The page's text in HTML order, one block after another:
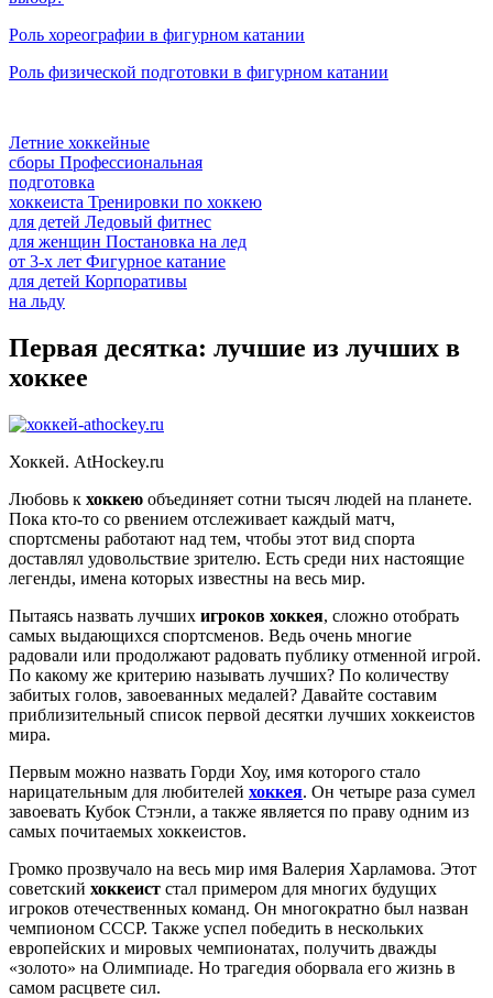
Роль хореографии в фигурном катании
Роль физической подготовки в фигурном катании
Летние хоккейные
сборы Профессиональная
подготовка
хоккеиста Тренировки по хоккею
для детей Ледовый фитнес
для женщин Постановка на лед
от 3-х лет Фигурное катание
для детей Корпоративы
на льду
Первая десятка: лучшие из лучших в
хоккее
Хоккей. AtHockey.ru
Любовь к хоккею объединяет сотни тысяч людей на планете.
Пока кто-то со рвением отслеживает каждый матч,
спортсмены работают над тем, чтобы этот вид спорта
доставлял удовольствие зрителю. Есть среди них настоящие
легенды, имена которых известны на весь мир.
Пытаясь назвать лучших игроков хоккея, сложно отобрать
самых выдающихся спортсменов. Ведь очень многие
радовали или продолжают радовать публику отменной игрой.
По какому же критерию называть лучших? По количеству
забитых голов, завоеванных медалей? Давайте составим
приблизительный список первой десятки лучших хоккеистов
мира.
Первым можно назвать Горди Хоу, имя которого стало
нарицательным для любителей хоккея. Он четыре раза сумел
завоевать Кубок Стэнли, а также является по праву одним из
самых почитаемых хоккеистов.
Громко прозвучало на весь мир имя Валерия Харламова. Этот
советский хоккеист стал примером для многих будущих
игроков отечественных команд. Он многократно был назван
чемпионом СССР. Также успел победить в нескольких
европейских и мировых чемпионатах, получить дважды
«золото» на Олимпиаде. Но трагедия оборвала его жизнь в
самом расцвете сил.